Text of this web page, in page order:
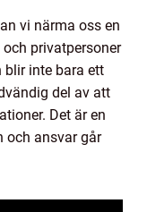
vi närma oss en
privatpersoner
blir inte bara ett
del av att
Det är en
och ansvar går